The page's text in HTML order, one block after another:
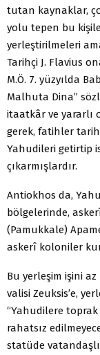
tutan kaynaklar,
yolu tepen bu
yerleştirilmeleri
Tarihçi J. Flavius
M.Ö. 7. yüzyılda
Malhuta Dina”
itaatkâr ve yararlı
gerek, fatihler
Yahudileri getirtip
çıkarmışlardır.
Antiokhos da,
bölgelerinde,
(Pamukkale)
askerî koloniler
Bu yerleşim işini
valisi Zeuksis’e,
“Yahudilere
rahatsız
statüde